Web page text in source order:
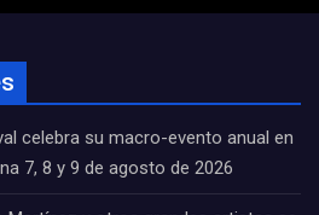
celebra su macro-evento anual en
7, 8 y 9 de agosto de 2026